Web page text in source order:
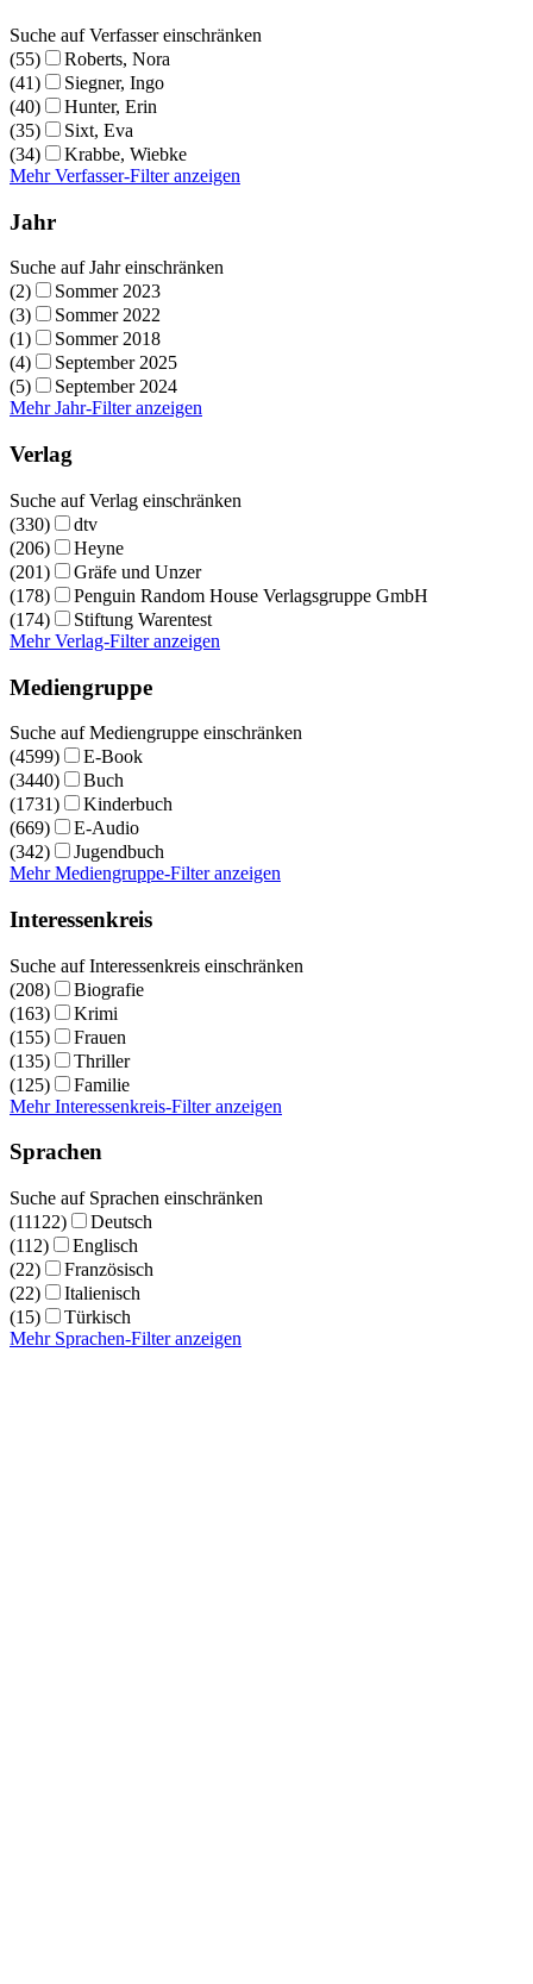
Suche auf Verfasser einschränken
(55)
Roberts, Nora
(41)
Siegner, Ingo
(40)
Hunter, Erin
(35)
Sixt, Eva
(34)
Krabbe, Wiebke
Mehr Verfasser-Filter anzeigen
Jahr
Suche auf Jahr einschränken
(2)
Sommer 2023
(3)
Sommer 2022
(1)
Sommer 2018
(4)
September 2025
(5)
September 2024
Mehr Jahr-Filter anzeigen
Verlag
Suche auf Verlag einschränken
(330)
dtv
(206)
Heyne
(201)
Gräfe und Unzer
(178)
Penguin Random House Verlagsgruppe GmbH
(174)
Stiftung Warentest
Mehr Verlag-Filter anzeigen
Mediengruppe
Suche auf Mediengruppe einschränken
(4599)
E-Book
(3440)
Buch
(1731)
Kinderbuch
(669)
E-Audio
(342)
Jugendbuch
Mehr Mediengruppe-Filter anzeigen
Interessenkreis
Suche auf Interessenkreis einschränken
(208)
Biografie
(163)
Krimi
(155)
Frauen
(135)
Thriller
(125)
Familie
Mehr Interessenkreis-Filter anzeigen
Sprachen
Suche auf Sprachen einschränken
(11122)
Deutsch
(112)
Englisch
(22)
Französisch
(22)
Italienisch
(15)
Türkisch
Mehr Sprachen-Filter anzeigen